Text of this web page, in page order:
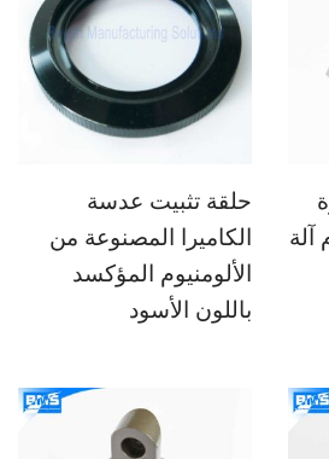
آلة
حلقة تثبيت عدسة
الكاميرا المصنوعة من
الألومنيوم المؤكسد
باللون الأسود